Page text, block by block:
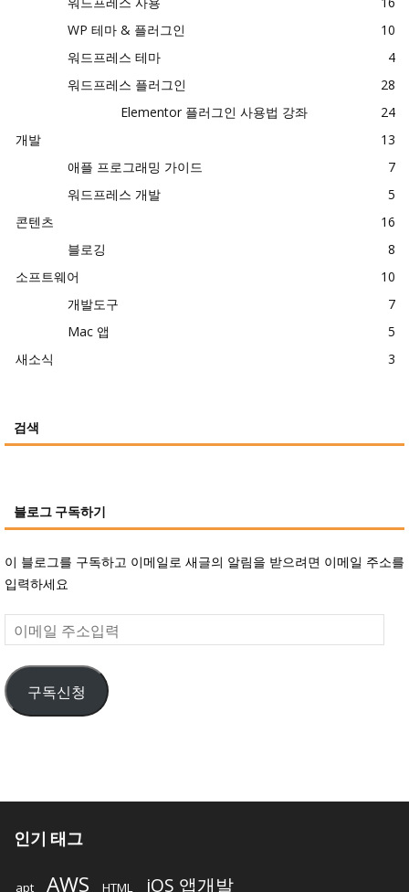
WP 테마 & 플러그인
10
워드프레스 테마
4
워드프레스 플러그인
28
Elementor 플러그인 사용법 강좌
24
개발
13
애플 프로그래밍 가이드
7
워드프레스 개발
5
콘텐츠
16
블로깅
8
소프트웨어
10
개발도구
7
Mac 앱
5
새소식
3
검색
블로그 구독하기
이 블로그를 구독하고 이메일로 새글의 알림을 받으려면 이메일 주소를
입력하세요
이
메
일
주
소
구독신청
인기 태그
apt AWS HTML iOS 앱개발